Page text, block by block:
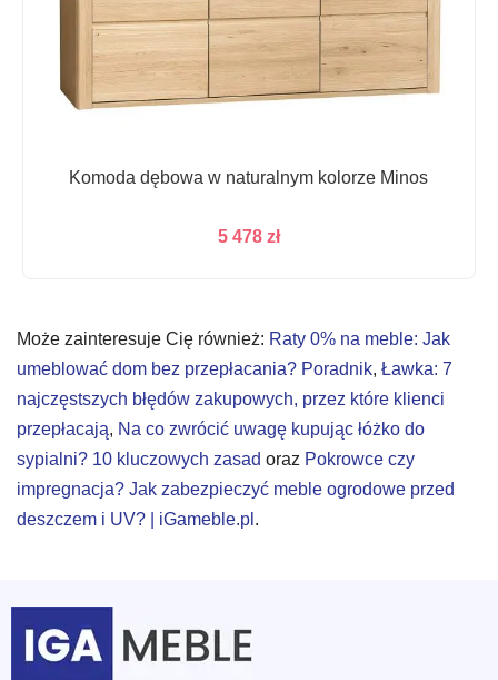
Komoda dębowa w naturalnym kolorze Minos
5 478 zł
Może zainteresuje Cię również: Raty 0% na meble: Jak
umeblować dom bez przepłacania? Poradnik, Ławka: 7
najczęstszych błędów zakupowych, przez które klienci
przepłacają, Na co zwrócić uwagę kupując łóżko do
sypialni? 10 kluczowych zasad oraz Pokrowce czy
impregnacja? Jak zabezpieczyć meble ogrodowe przed
deszczem i UV? | iGameble.pl .